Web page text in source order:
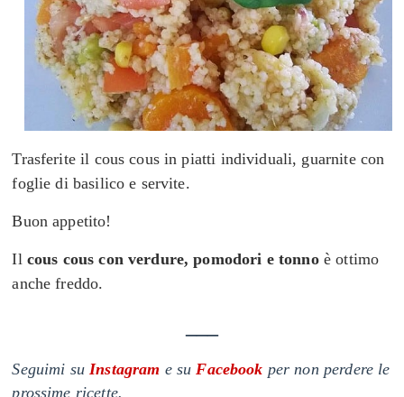
Trasferite il cous cous in piatti individuali, guarnite con
foglie di basilico e servite.
Buon appetito!
Il cous cous con verdure, pomodori e tonnoè ottimo
anche freddo.
Seguimi su Instagram e su Facebook per non perdere le
prossime ricette.